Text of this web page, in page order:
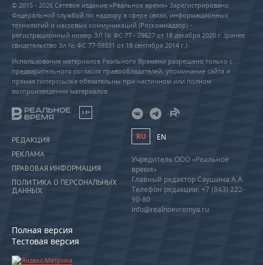
© 2015 - 2026 Сетевое издание «Реальное время» Зарегистрировано
Федеральной службой по надзору в сфере связи, информационных
технологий и массовых коммуникаций (Роскомнадзор) –
регистрационный номер ЭЛ № ФС 77 - 79627 от 18 декабря 2020 г. (ранее
свидетельство Эл № ФС 77-59331 от 18 сентября 2014 г.)
Использование материалов Реального Времени разрешено только с
предварительного согласия правообладателей, упоминание сайта и
прямая гиперссылка обязательны при частичном или полном
воспроизведении материалов.
18+
РЕДАКЦИЯ
РЕКЛАМА
ПРАВОВАЯ ИНФОРМАЦИЯ
ПОЛИТИКА О ПЕРСОНАЛЬНЫХ
ДАННЫХ
Полная версия
Тестовая версия
RU EN
Учредитель ООО «Реальное
время»
Главный редактор Саушина А.А.
Телефон редакции: +7 (843) 222-
90-80
info@realnoevremya.ru